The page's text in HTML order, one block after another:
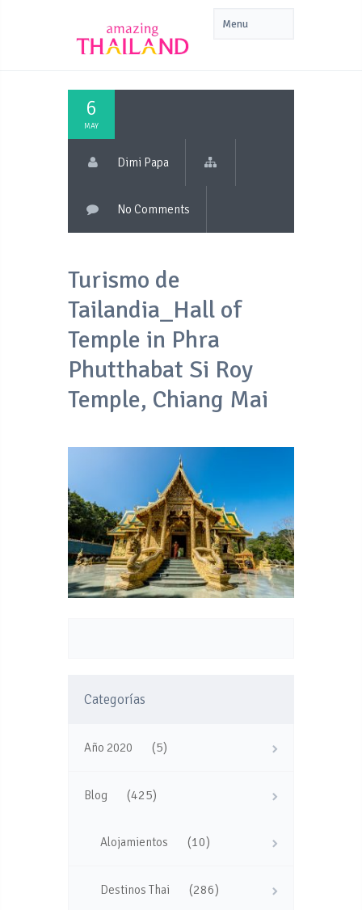
6
MAY
Dimi Papa
No Comments
Turismo de
Tailandia_Hall of
Temple in Phra
Phutthabat Si Roy
Temple, Chiang Mai
Categorías
Año 2020 (5)
Blog (425)
Alojamientos (10)
Destinos Thai (286)